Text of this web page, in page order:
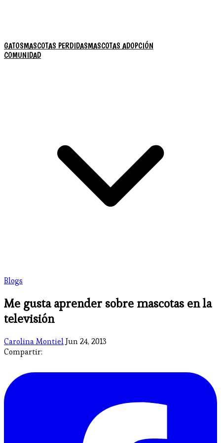
GATOSMASCOTAS PERDIDASMASCOTAS ADOPCIÓN
COMUNIDAD
Blogs
Me gusta aprender sobre mascotas en la
televisión
Carolina MontielJun 24, 2013
Compartir: